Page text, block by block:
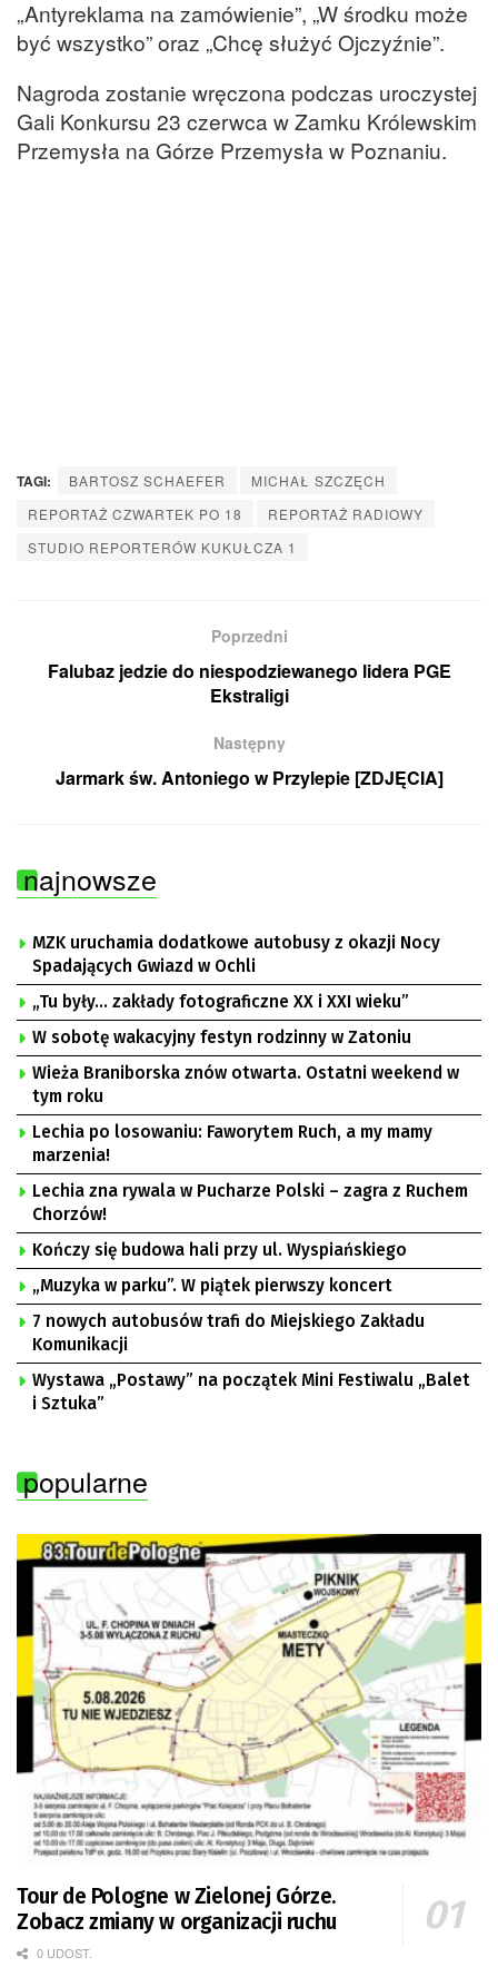
„Antyreklama na zamówienie”, „W środku może
być wszystko” oraz „Chcę służyć Ojczyźnie”.
Nagroda zostanie wręczona podczas uroczystej
Gali Konkursu 23 czerwca w Zamku Królewskim
Przemysła na Górze Przemysła w Poznaniu.
TAGI: BARTOSZ SCHAEFER
MICHAŁ SZCZĘCH
REPORTAŻ CZWARTEK PO 18
REPORTAŻ RADIOWY
STUDIO REPORTERÓW KUKUŁCZA 1
Poprzedni
Falubaz jedzie do niespodziewanego lidera PGE
Ekstraligi
Następny
Jarmark św. Antoniego w Przylepie [ZDJĘCIA]
najnowsze
MZK uruchamia dodatkowe autobusy z okazji Nocy
Spadających Gwiazd w Ochli
„Tu były… zakłady fotograficzne XX i XXI wieku”
W sobotę wakacyjny festyn rodzinny w Zatoniu
Wieża Braniborska znów otwarta. Ostatni weekend w
tym roku
Lechia po losowaniu: Faworytem Ruch, a my mamy
marzenia!
Lechia zna rywala w Pucharze Polski – zagra z Ruchem
Chorzów!
Kończy się budowa hali przy ul. Wyspiańskiego
„Muzyka w parku”. W piątek pierwszy koncert
7 nowych autobusów trafi do Miejskiego Zakładu
Komunikacji
Wystawa „Postawy” na początek Mini Festiwalu „Balet
i Sztuka”
popularne
Tour de Pologne w Zielonej Górze.
Zobacz zmiany w organizacji ruchu
0 UDOST.